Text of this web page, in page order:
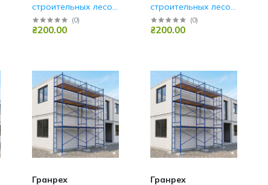
строительных лесов
Вышгород
(0)
₴200.00
строительных лесов
Обухов
(0)
₴200.00
Гранрех
Гранрех